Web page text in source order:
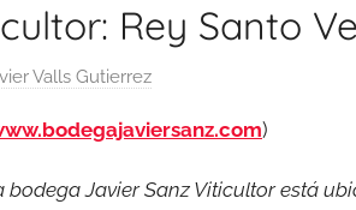
Rey Santo
Valls Gutierrez
)
bodega Javier Sanz Viticultor está